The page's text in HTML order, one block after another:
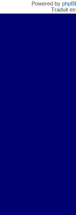
Powered by
Traduit